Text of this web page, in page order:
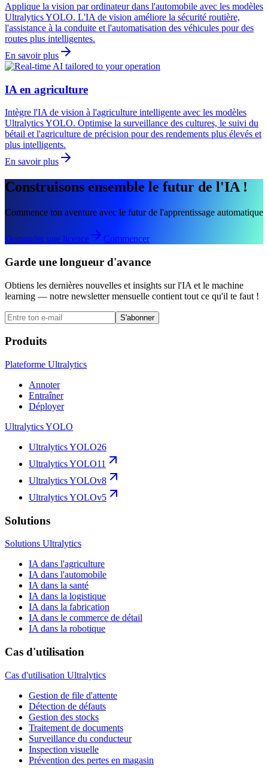
Applique la vision par ordinateur dans l'automobile avec les modèles
Ultralytics YOLO. L'IA de vision améliore la sécurité routière,
l'assistance à la conduite et l'automatisation des véhicules pour des
routes plus intelligentes.
En savoir plus
IA en agriculture
Intègre l'IA de vision à l'agriculture intelligente avec les modèles
Ultralytics YOLO. Optimise la surveillance des cultures, le suivi du
bétail et l'agriculture de précision pour des rendements plus élevés et
plus intelligents.
En savoir plus
Construisons ensemble le futur de l'IA !
Commence ton aventure avec le futur de l'apprentissage automatique
Demander une licence Commencer
Garde une longueur d'avance
Obtiens les dernières nouvelles et insights sur l'IA et le machine
learning — notre newsletter mensuelle contient tout ce qu'il te faut !
S'abonner
Produits
Plateforme Ultralytics
Annoter
Entraîner
Déployer
Ultralytics YOLO
Ultralytics YOLO26
Ultralytics YOLO11
Ultralytics YOLOv8
Ultralytics YOLOv5
Solutions
Solutions Ultralytics
IA dans l'agriculture
IA dans l'automobile
IA dans la santé
IA dans la logistique
IA dans la fabrication
IA dans le commerce de détail
IA dans la robotique
Cas d'utilisation
Cas d'utilisation Ultralytics
Gestion de file d'attente
Détection de défauts
Gestion des stocks
Traitement de documents
Surveillance du conducteur
Inspection visuelle
Prévention des pertes en magasin